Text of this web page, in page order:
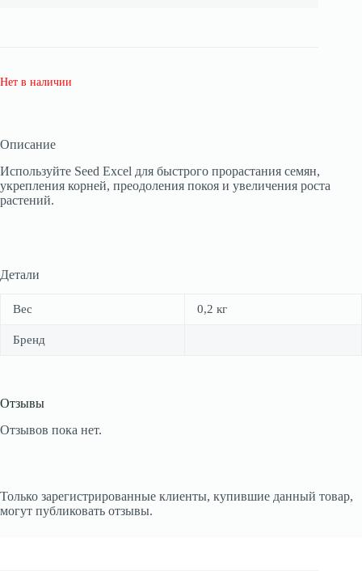
Нет в наличии
Описание
Используйте Seed Excel для быстрого прорастания семян,
укрепления корней, преодоления покоя и увеличения роста
растений.
Детали
Вес 0,2 кг
Бренд
Отзывы
Отзывов пока нет.
Только зарегистрированные клиенты, купившие данный товар,
могут публиковать отзывы.